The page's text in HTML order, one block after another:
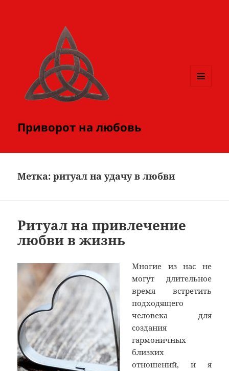
Приворот на любовь
Метка:ритуал на удачу в любви
Ритуал на привлечение
любви в жизнь
Многие из нас не
могут длительное
время встретить
подходящего
человека для
создания
гармоничных
близких
отношений, и я